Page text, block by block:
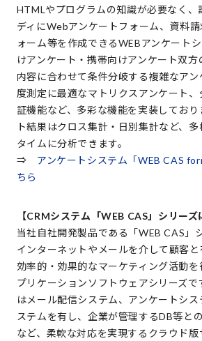
HTMLやプログラムの知識が必要なく、
ディにWebアンケートフォーム、資料
ォーム等を作成できるWEBアンケート
けアンケート・携帯向けアンケート双
内容に合わせて条件分岐する複雑なアン
度測定に最適なマトリクスアンケート
証機能など、多彩な機能を実装しており
ト結果はクロス集計・日別集計など、
タイムに分析できます。
⇒ アンケートシステム「WEB CAS
ちら
【CRMシステム「WEB CAS」シリーズ
当社自社開発製品である「WEB CAS」
インターネットやメールを介して顧客と
効率的・効果的なマーケティング活動
プリケーションソフトウェアシリーズで
はメール配信システム、アンケートシ
ステムを有し、企業が管理するDB等と
など、柔軟な対応を実現するクラウド版